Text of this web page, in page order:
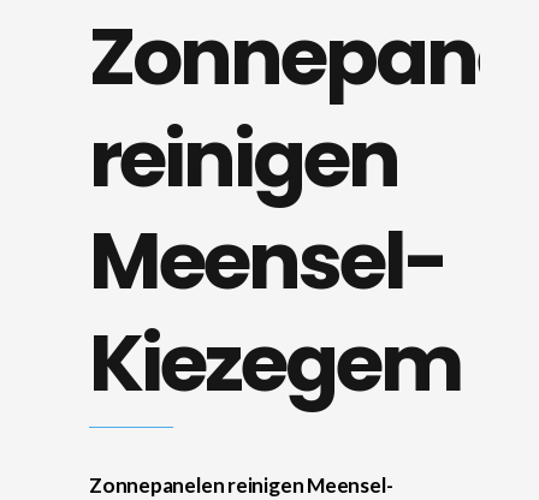
reinigen
Meensel-
Kiezegem
Zonnepanelen reinigen Meensel-